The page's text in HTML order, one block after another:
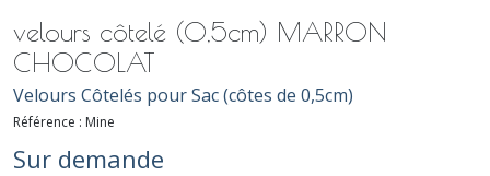
velours côtelé (0,5cm) MARRON
CHOCOLAT
Velours Côtelés pour Sac (côtes de 0,5cm)
Référence : Mine
Sur demande